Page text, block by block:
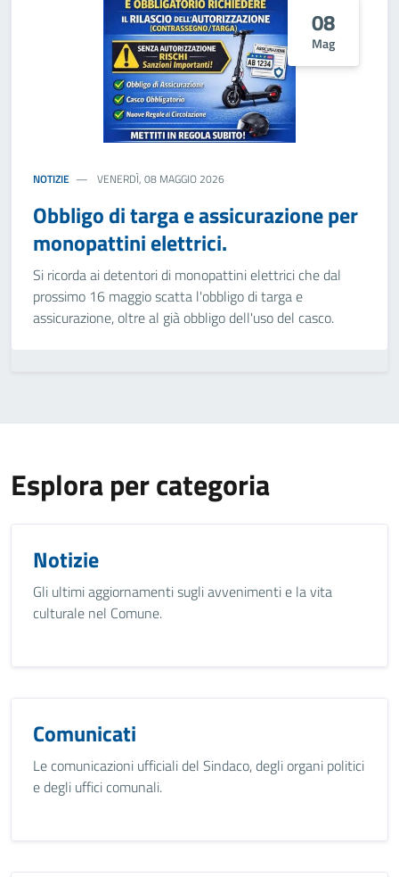
08
Mag
NOTIZIE VENERDÌ, 08 MAGGIO 2026
Obbligo di targa e assicurazione per
monopattini elettrici.
Si ricorda ai detentori di monopattini elettrici che dal
prossimo 16 maggio scatta l'obbligo di targa e
assicurazione, oltre al già obbligo dell'uso del casco.
Esplora per categoria
Notizie
Gli ultimi aggiornamenti sugli avvenimenti e la vita
culturale nel Comune.
Comunicati
Le comunicazioni ufficiali del Sindaco, degli organi politici
e degli uffici comunali.